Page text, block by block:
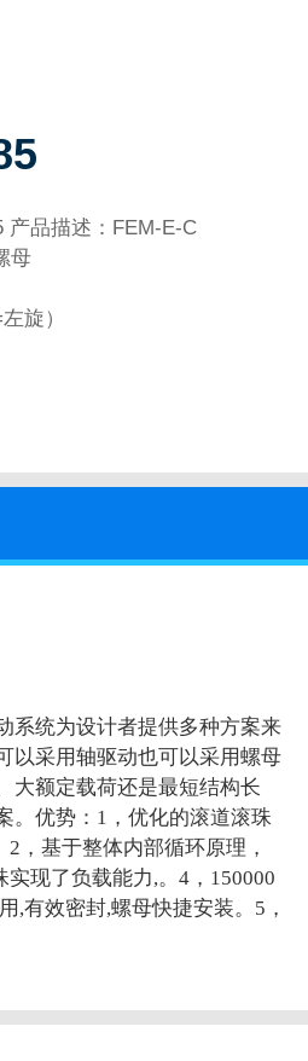
产品描述：FEM-E-C
母
旋）
系统为设计者提供多种方案来
以采用轴驱动也可以采用螺母
大额定载荷还是最短结构长
。优势：1，优化的滚道滚珠
，基于整体内部循环原理，
现了负载能力,。4，150000
,有效密封,螺母快捷安装。5，